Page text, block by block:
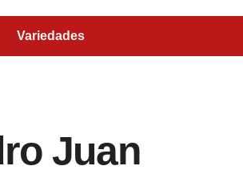
Variedades
Juan